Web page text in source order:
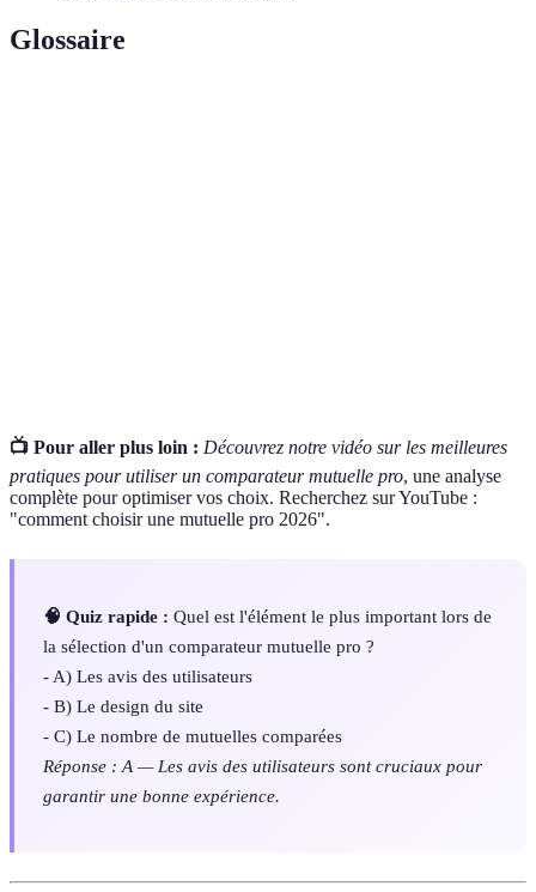
Glossaire
📺 Pour aller plus loin : Découvrez notre vidéo sur les meilleures
pratiques pour utiliser un comparateur mutuelle pro, une analyse
complète pour optimiser vos choix. Recherchez sur YouTube :
"comment choisir une mutuelle pro 2026".
🧠 Quiz rapide : Quel est l'élément le plus important lors de
la sélection d'un comparateur mutuelle pro ?
- A) Les avis des utilisateurs
- B) Le design du site
- C) Le nombre de mutuelles comparées
Réponse : A — Les avis des utilisateurs sont cruciaux pour
garantir une bonne expérience.